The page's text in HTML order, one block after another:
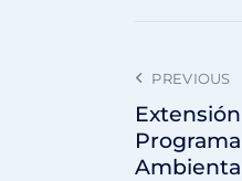
PREVIOUS